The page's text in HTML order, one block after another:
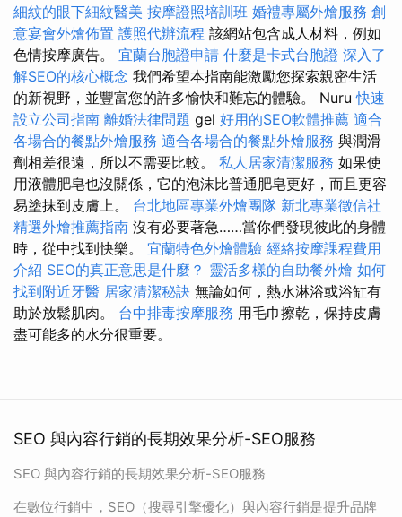
細紋的眼下細紋醫美 按摩證照培訓班 婚禮專屬外燴服務 創
意宴會外燴佈置 護照代辦流程 該網站包含成人材料，例如
色情按摩廣告。 宜蘭台胞證申請 什麼是卡式台胞證 深入了
解SEO的核心概念 我們希望本指南能激勵您探索親密生活
的新視野，並豐富您的許多愉快和難忘的體驗。 Nuru快速
設立公司指南 離婚法律問題 gel 好用的SEO軟體推薦 適合
各場合的餐點外燴服務 適合各場合的餐點外燴服務 與潤滑
劑相差很遠，所以不需要比較。 私人居家清潔服務 如果使
用液體肥皂也沒關係，它的泡沫比普通肥皂更好，而且更容
易塗抹到皮膚上。 台北地區專業外燴團隊 新北專業徵信社
精選外燴推薦指南 沒有必要著急……當你們發現彼此的身體
時，從中找到快樂。 宜蘭特色外燴體驗 經絡按摩課程費用
介紹 SEO的真正意思是什麼？ 靈活多樣的自助餐外燴 如何
找到附近牙醫 居家清潔秘訣 無論如何，熱水淋浴或浴缸有
助於放鬆肌肉。 台中排毒按摩服務 用毛巾擦乾，保持皮膚
盡可能多的水分很重要。
SEO 與內容行銷的長期效果分析-SEO服務
SEO 與內容行銷的長期效果分析-SEO服務
在數位行銷中，SEO（搜尋引擎優化）與內容行銷是提升品牌